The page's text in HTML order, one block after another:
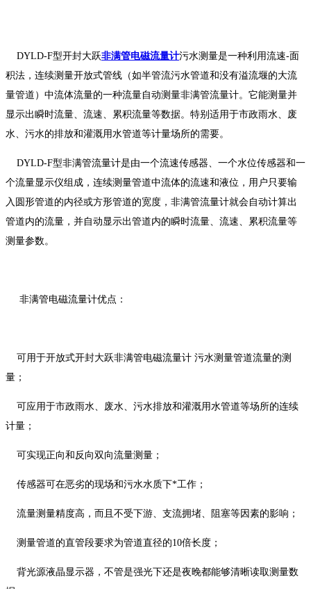
DYLD-F型开封大跃非满管电磁流量计污水测量是一种利用流速-面
积法，连续测量开放式管线（如半管流污水管道和没有溢流堰的大流
量管道）中流体流量的一种流量自动测量非满管流量计。它能测量并
显示出瞬时流量、流速、累积流量等数据。特别适用于市政雨水、废
水、污水的排放和灌溉用水管道等计量场所的需要。
DYLD-F型非满管流量计是由一个流速传感器、一个水位传感器和一
个流量显示仪组成，连续测量管道中流体的流速和液位，用户只要输
入圆形管道的内径或方形管道的宽度，非满管流量计就会自动计算出
管道内的流量，并自动显示出管道内的瞬时流量、流速、累积流量等
测量参数。
非满管电磁流量计优点：
可用于开放式开封大跃非满管电磁流量计 污水测量管道流量的测
量；
可应用于市政雨水、废水、污水排放和灌溉用水管道等场所的连续
计量；
可实现正向和反向双向流量测量；
传感器可在恶劣的现场和污水水质下*工作；
流量测量精度高，而且不受下游、支流拥堵、阻塞等因素的影响；
测量管道的直管段要求为管道直径的10倍长度；
背光源液晶显示器，不管是强光下还是夜晚都能够清晰读取测量数